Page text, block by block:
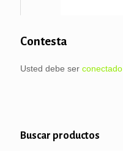
Contesta
Usted debe ser conectado
Buscar productos